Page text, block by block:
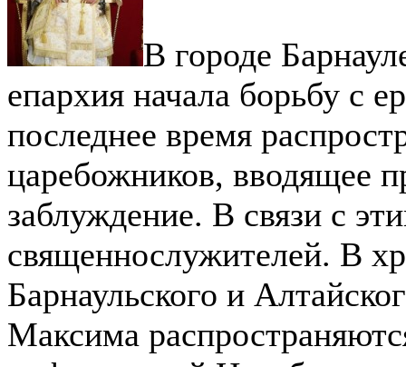
В городе
епархия начала борьбу с
последнее время
царебожников, вводящее
заблуждение. В связи с
священнослужителей. В
Барнаульского и
Максима